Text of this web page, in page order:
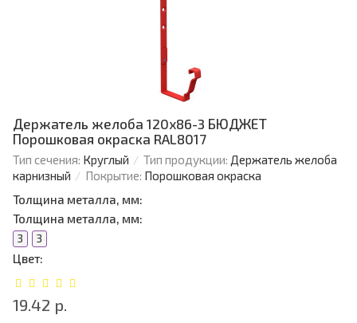
Держатель желоба 120х86-3 БЮДЖЕТ
Порошковая окраска RAL8017
Тип сечения: Круглый Тип продукции: Держатель желоба
карнизный
Покрытие: Порошковая окраска
Толщина металла, мм:
Толщина металла, мм:
3 3
Цвет:
19.42 р.